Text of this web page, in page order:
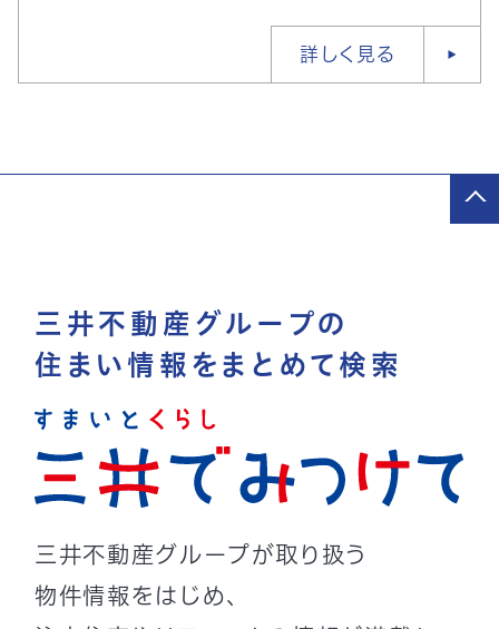
詳しく見る
三井不動産グループの
住まい情報をまとめて検索
三井不動産グループが取り扱う
物件情報をはじめ、